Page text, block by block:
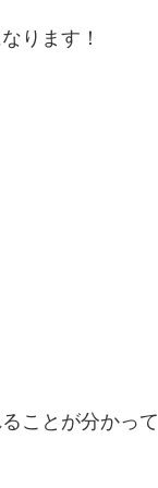
ります！
ことが分かって